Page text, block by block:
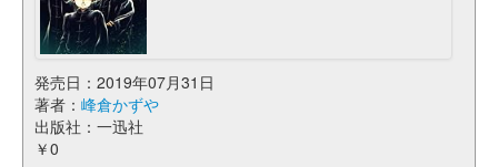
発売日：2019年07月31日
著者： 峰倉かずや
出版社：一迅社
￥0